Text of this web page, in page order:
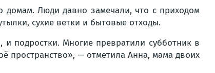
домам. Люди давно замечали, что с приходом
сухие ветки и бытовые отходы.
подростки. Многие превратили субботник в
пространство», — отметила Анна, мама двоих